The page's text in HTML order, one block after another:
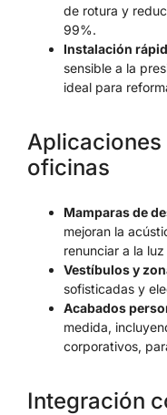
de rotura y
99%.
Instalación
sensible a la
ideal para
Aplicaciones
oficinas
Mamparas de
mejoran la
renunciar a la
Vestíbulos y
sofisticadas y
Acabados
medida,
corporativos,
Integración